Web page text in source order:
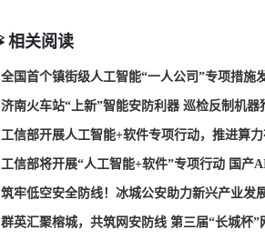
相关阅读
全国首个镇街级人工智能“一人公司”专项措施
济南火车站“上新”智能安防利器 巡检反制机器
工信部开展人工智能+软件专项行动，推进算
工信部将开展“人工智能+软件”专项行动 国产
筑牢低空安全防线！冰城公安助力新兴产业发
群英汇聚榕城，共筑网安防线 第三届“长城杯